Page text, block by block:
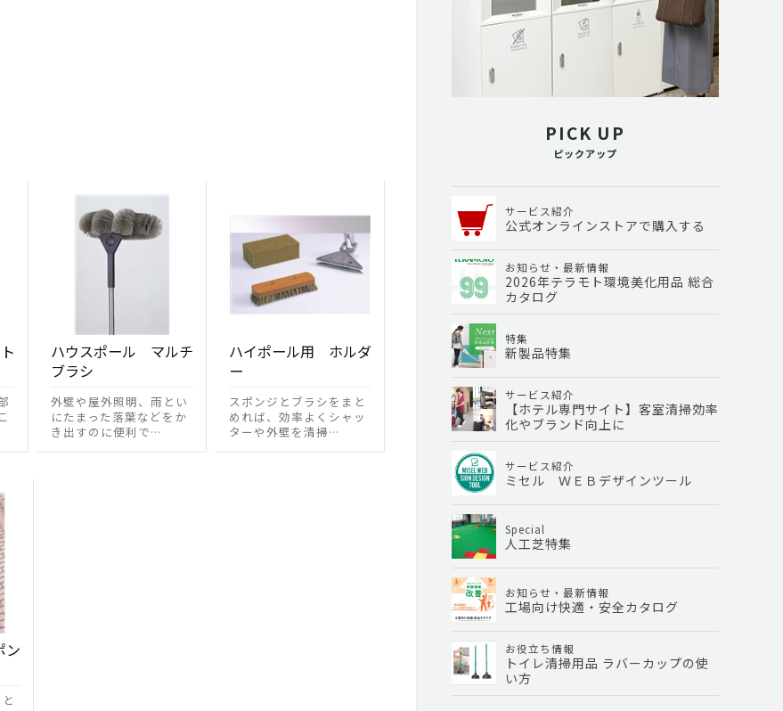
ハウスポール マルチ
ブラシ
外壁や屋外照明、雨とい
にたまった落葉などをか
き出すのに便利で…
ハイポール用 ホルダ
ー
スポンジとブラシをまと
めれば、効率よくシャッ
ターや外壁を清掃…
ン
PICK UP
ピックアップ
サービス紹介
公式オンラインストアで購入する
お知らせ・最新情報
2026年テラモト環境美化用品 総合
カタログ
特集
新製品特集
サービス紹介
【ホテル専門サイト】客室清掃効率
化やブランド向上に
サービス紹介
ミセル ＷＥＢデザインツール
Special
人工芝特集
お知らせ・最新情報
工場向け快適・安全カタログ
お役立ち情報
トイレ清掃用品 ラバーカップの使
い方